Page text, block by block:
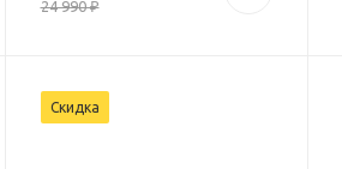
24 990 ₽
Скидка